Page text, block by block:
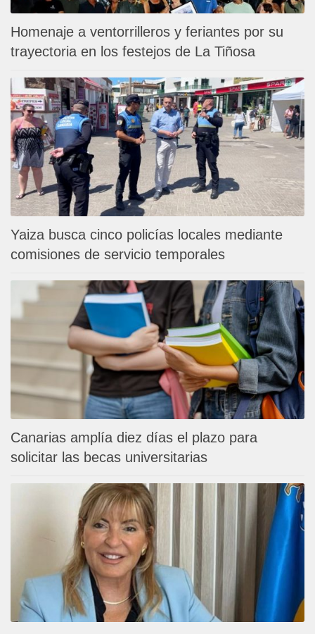
Homenaje a ventorrilleros y feriantes por su
trayectoria en los festejos de La Tiñosa
Yaiza busca cinco policías locales mediante
comisiones de servicio temporales
Canarias amplía diez días el plazo para
solicitar las becas universitarias